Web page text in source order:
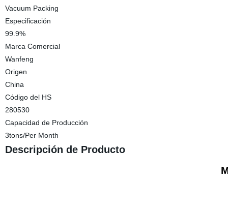
Vacuum Packing
Especificación
99.9%
Marca Comercial
Wanfeng
Origen
China
Código del HS
280530
Capacidad de Producción
3tons/Per Month
Descripción de Producto